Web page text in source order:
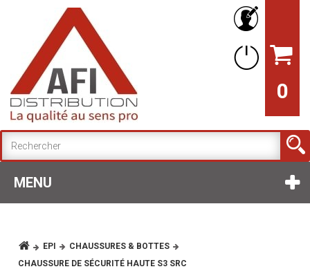
0
MENU
EPI
CHAUSSURES & BOTTES
CHAUSSURE DE SÉCURITÉ HAUTE S3 SRC